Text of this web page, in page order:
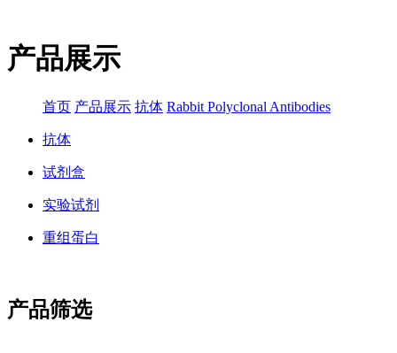
产品展示
首页 产品展示 抗体 Rabbit Polyclonal Antibodies
抗体
试剂盒
实验试剂
重组蛋白
产品筛选